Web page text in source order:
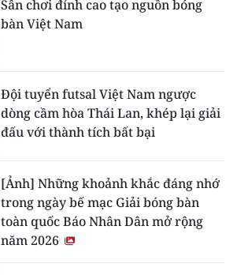
Sân chơi đỉnh cao tạo nguồn bóng
bàn Việt Nam
Đội tuyển futsal Việt Nam ngược
dòng cầm hòa Thái Lan, khép lại giải
đấu với thành tích bất bại
[Ảnh] Những khoảnh khắc đáng nhớ
trong ngày bế mạc Giải bóng bàn
toàn quốc Báo Nhân Dân mở rộng
năm 2026